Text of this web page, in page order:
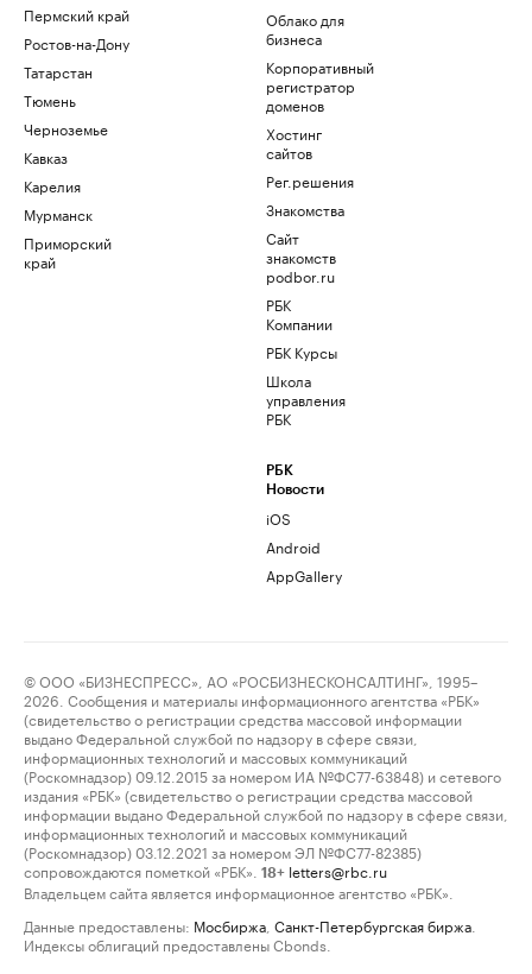
Пермский край
Ростов-на-Дону
Татарстан
Тюмень
Черноземье
Кавказ
Карелия
Мурманск
Приморский
край
Облако для
бизнеса
Корпоративный
регистратор
доменов
Хостинг
сайтов
Рег.решения
Знакомства
Сайт
знакомств
podbor.ru
РБК
Компании
РБК Курсы
Школа
управления
РБК
РБК
Новости
iOS
Android
AppGallery
© ООО «БИЗНЕСПРЕСС», АО «РОСБИЗНЕСКОНСАЛТИНГ», 1995–
2026. Сообщения и материалы информационного агентства «РБК»
(свидетельство о регистрации средства массовой информации
выдано Федеральной службой по надзору в сфере связи,
информационных технологий и массовых коммуникаций
(Роскомнадзор) 09.12.2015 за номером ИА №ФС77-63848) и сетевого
издания «РБК» (свидетельство о регистрации средства массовой
информации выдано Федеральной службой по надзору в сфере связи,
информационных технологий и массовых коммуникаций
(Роскомнадзор) 03.12.2021 за номером ЭЛ №ФС77-82385)
сопровождаются пометкой «РБК».
18+ letters@rbc.ru
Владельцем сайта является информационное агентство «РБК».
Данные предоставлены: Мосбиржа Санкт-Петербургская биржа
Индексы облигаций предоставлены Cbonds.